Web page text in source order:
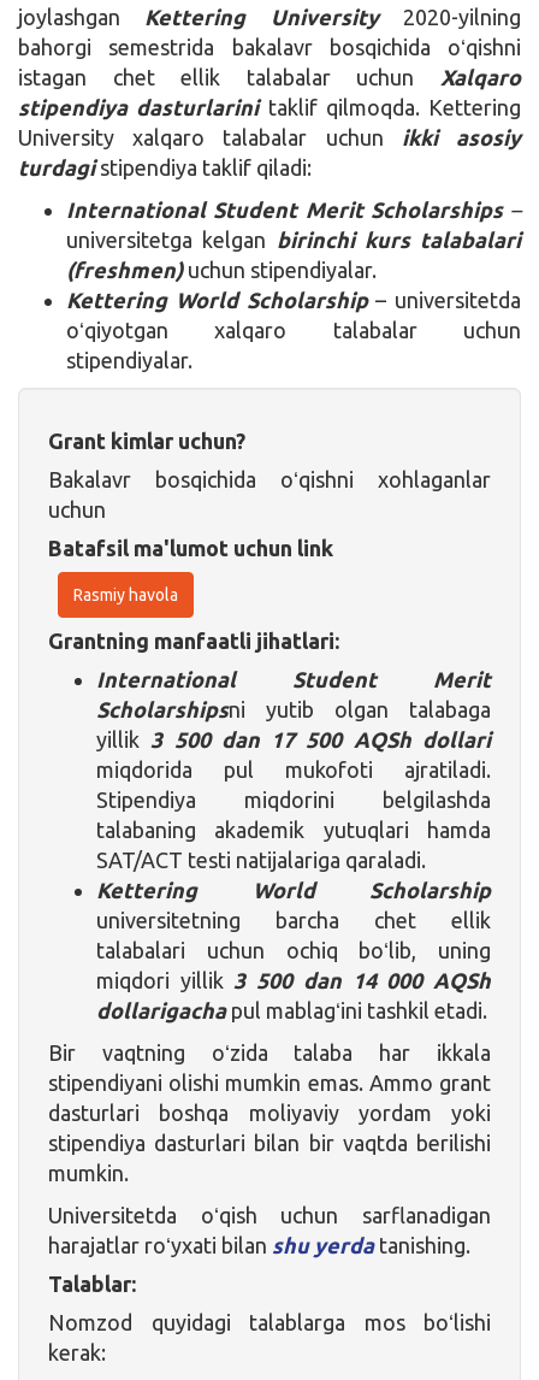
joylashgan Kettering University2020-yilning
bahorgi semestrida bakalavr bosqichida oʻqishni
istagan chet ellik talabalar uchun Xalqaro
stipendiya dasturlarinitaklif qilmoqda. Kettering
University xalqaro talabalar uchun
ikki asosiy
turdagistipendiya taklif qiladi:
International Student Merit Scholarships–
universitetga kelgan birinchi kurs talabalari
(freshmen) uchun stipendiyalar.
Kettering World Scholarship– universitetda
oʻqiyotgan xalqaro talabalar uchun
stipendiyalar.
Grant kimlar uchun?
Bakalavr bosqichida oʻqishni xohlaganlar
uchun
Batafsil ma'lumot uchun link
Rasmiy havola
Grantning manfaatli jihatlari:
International Student Merit
Scholarshipsni yutib olgan talabaga
yillik 3 500dan 17 500 AQSh dollari
miqdorida pul mukofoti ajratiladi.
Stipendiya miqdorini belgilashda
talabaning akademik yutuqlari hamda
SAT/ACT testi natijalariga qaraladi.
Kettering World Scholarship
universitetning barcha chet ellik
talabalari uchun ochiq boʻlib, uning
miqdori yillik 3 500 dan 14 000 AQSh
dollarigachapul mablagʻini tashkil etadi.
Bir vaqtning oʻzida talaba har ikkala
stipendiyani olishi mumkin emas. Ammo grant
dasturlari boshqa moliyaviy yordam yoki
stipendiya dasturlari bilan bir vaqtda berilishi
mumkin.
Universitetda oʻqish uchun sarflanadigan
harajatlar roʻyxati bilan shu yerdatanishing.
Talablar:
Nomzod quyidagi talablarga mos boʻlishi
kerak: